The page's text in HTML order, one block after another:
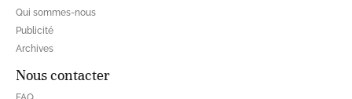
Qui sommes-nous
Publicité
Archives
Nous contacter